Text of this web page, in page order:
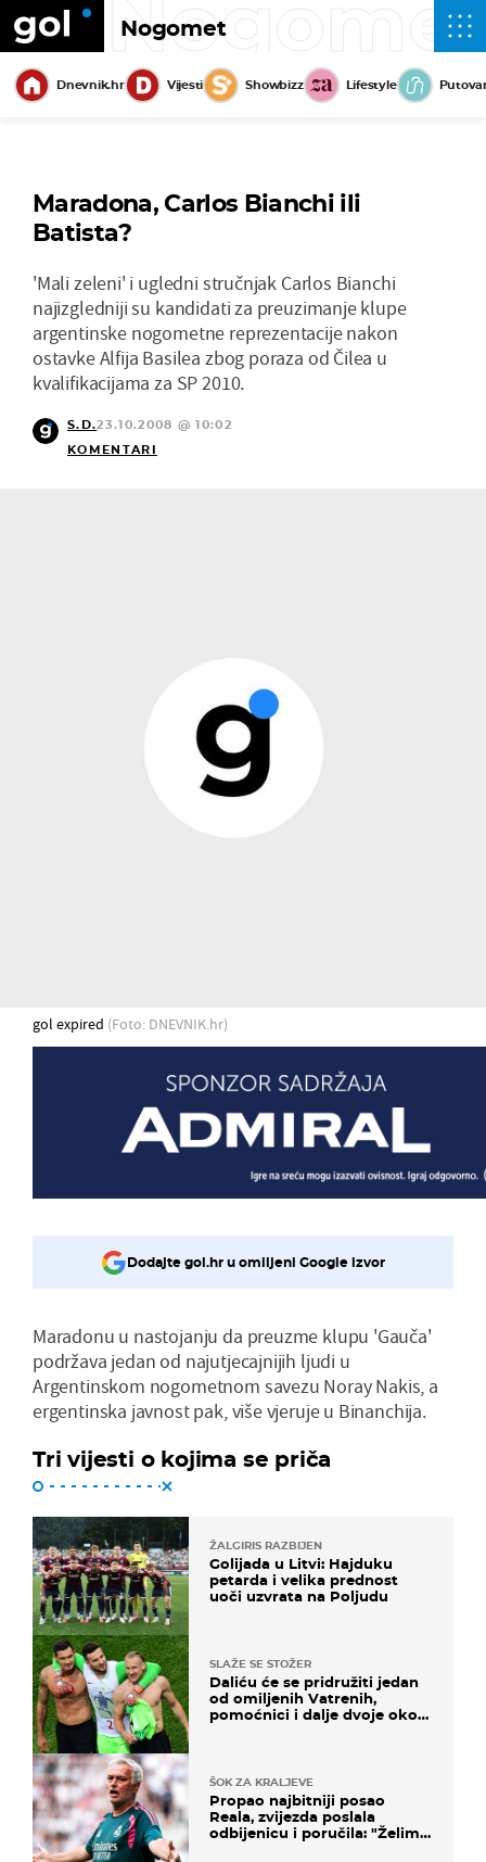
Nogomet
Dnevnik.hr Vijesti Showbizz Lifestyle
Maradona, Carlos Bianchi ili
Batista?
'Mali zeleni' i ugledni stručnjak Carlos Bianchi
najizgledniji su kandidati za preuzimanje klupe
argentinske nogometne reprezentacije nakon
ostavke Alfija Basilea zbog poraza od Čilea u
kvalifikacijama za SP 2010.
S.D.23.10.2008 @ 10:02
KOMENTARI
gol expired (Foto: DNEVNIK.hr)
Dodajte gol.hr u omiljeni Google izvor
Maradonu u nastojanju da preuzme klupu 'Gauča'
podržava jedan od najutjecajnijih ljudi u
Argentinskom nogometnom savezu Noray Nakis, a
ergentinska javnost pak, više vjeruje u Binanchija.
Tri vijesti o kojima se priča
ŽALGIRIS RAZBIJEN
Golijada u Litvi: Hajduku
petarda i velika prednost
uoči uzvrata na Poljudu
SLAŽE SE STOŽER
Daliću će se pridružiti jedan
od omiljenih Vatrenih,
pomoćnici i dalje dvoje oko
ŠOK ZA KRALJEVE
Propao najbitniji posao
Reala, zvijezda poslala
odbijenicu i poručila: "Želim